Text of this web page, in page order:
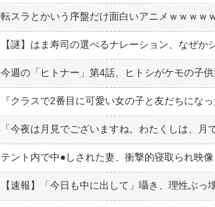
転スラとかいう序盤だけ面白いアニメｗｗｗｗ
【謎】はま寿司の選べるナレーション、なぜ
今週の「ヒトナー」第4話、ヒトシがケモの子
『クラスで2番目に可愛い女の子と友だちにな
テント内で中●︎しされた妻、衝撃的寝取られ映像
【速報】「今日も中に出して」囁き、理性ぶっ